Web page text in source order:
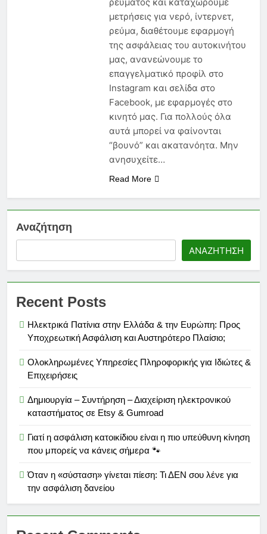
Νέα Εγκύκλιος 2026: Τι Πρέπει
να Γνωρίζει Κάθε
Ασφαλιστικός Πράκτορας
6 Μήνες Ago
Ασφάλεια Υγείας: Κόστος,
Αντιλήψεις και Προκλήσεις
στην Ελλάδα
6 Μήνες Ago
Ασφάλιση Μεταφερόμενων
Εμπορευμάτων: Η Στρατηγική
Ασπίδα Κάθε Μεταφορικής
Επιχείρησης
μετρήσεις για νερό, ίντερνετ,
ρεύμα, διαθέτουμε εφαρμογή
της ασφάλειας του αυτοκινήτου
μας, ανανεώνουμε το
επαγγελματικό προφίλ στο
Instagram και σελίδα στο
Facebook, με εφαρμογές στο
κινητό μας. Για πολλούς όλα
αυτά μπορεί να φαίνονται
“βουνό” και ακατανόητα. Μην
ανησυχείτε…
Read More
Αναζήτηση
ΑΝΑΖΉΤΗΣΗ
Recent Posts
Ηλεκτρικά Πατίνια στην Ελλάδα & την Ευρώπη: Προς
Υποχρεωτική Ασφάλιση και Αυστηρότερο Πλαίσιο;
Ολοκληρωμένες Υπηρεσίες Πληροφορικής για Ιδιώτες &
Επιχειρήσεις
Δημιουργία – Συντήρηση – Διαχείριση ηλεκτρονικού
καταστήματος σε Etsy & Gumroad
Γιατί η ασφάλιση κατοικίδιου είναι η πιο υπεύθυνη κίνηση
που μπορείς να κάνεις σήμερα 🐾
Όταν η «σύσταση» γίνεται πίεση: Τι ΔΕΝ σου λένε για
την ασφάλιση δανείου